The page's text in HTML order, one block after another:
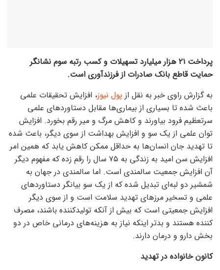
پرداخت ۲۱ هزار میلیارد تسهیلات و کسب رتبه سوم نشانگر
حمایت قاطع بانک صادرات از فرزندآوری است.
به گزارش راوی خبر به نقل از پول نیوز، افزایش تحقیقات علمی
باعث شده تا بسیاری از بیماری‌ها مقابل دستاورد‌های علمی
سرتعظیم فرود بیاورند و کاهش مرگ و میر رقم بخورد. افزایش
توان علمی از یک سو و افزایش بهداشت از سوی دیگر، باعث شده
تا تهدید جان انسان‌ها به حداقل ممکن کاهش یابد که همین امر
افزایش سن امید به زندگی به ۷۵ سال را رقم زده که مفهوم دیگر
آن افزایش جمعیت سالمندی است. اما سالمندی در جهان به
شمشیر دو لبه‌ای تبدیل شده که از یک سو بیانگر دستاورد‌های
علمی و تسخیر مرز‌های تهدید سلامت است و از سوی دیگر
افزایش جمعیتی است که بیش از آنکه تولیدکننده باشند، مصرف
کننده هستند و بدتر اینکه نیاز به هزینه‌های درمانی خاص در دو
بخش دارو و درمان دارند.
کانون خانواده در تهدید